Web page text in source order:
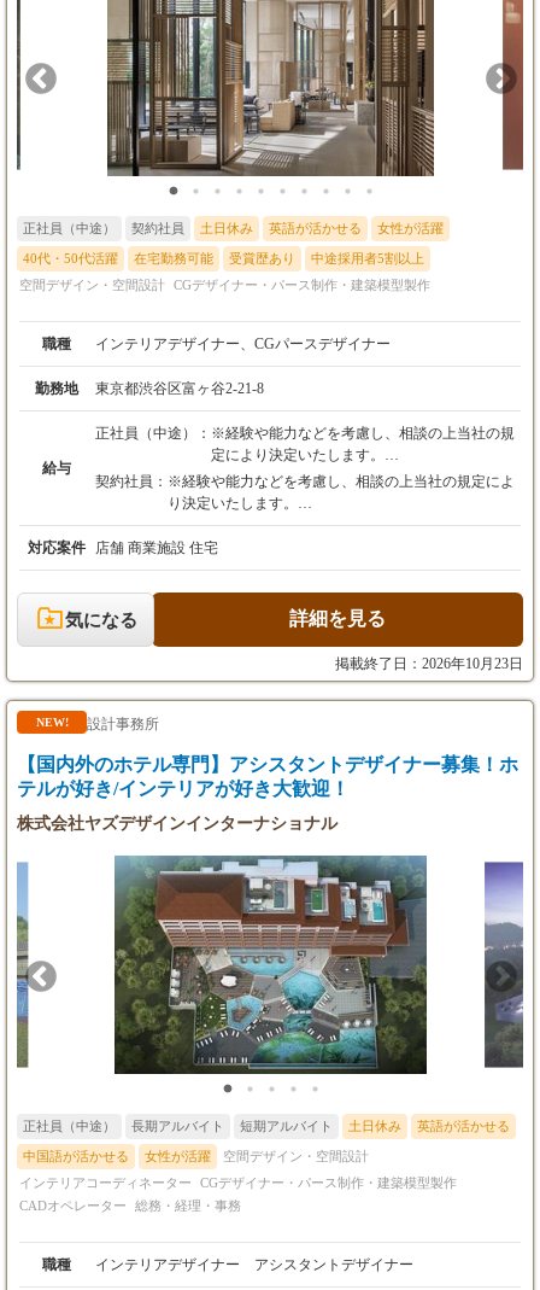
正社員（中途） 契約社員 土日休み 英語が活かせる 女性が活躍
40代・50代活躍 在宅勤務可能 受賞歴あり
中途採用者5割以上
空間デザイン・空間設計 CGデザイナー・パース制作・建築模型製作
職種 インテリアデザイナー、CGパースデザイナー
勤務地 東京都渋谷区富ヶ谷2-21-8
給与
正社員（中途）： ※経験や能力などを考慮し、相談の上当社の規
定により決定いたします。
1. 年収約600-900万円(月給12ヶ月+固定ボーナ
ス2ヶ月）
ナス2ヶ月）
契約社員： ※経験や能力などを考慮し、相談の上当社の規定によ
り決定いたします。
1. 年収約600-900万円(月給12ヶ月+固定ボーナス2ヶ
月）
2. 3 年収約450-700万円(月給12ヶ月+固定ボーナス2ヶ
月）
対応案件 店舗 商業施設 住宅
気になる 詳細を見る
掲載終了日：2026年10月23日
NEW! 設計事務所
【国内外のホテル専門】アシスタントデザイナー募集！ホ
テルが好き/インテリアが好き大歓迎！
株式会社ヤズデザインインターナショナル
正社員（中途） 長期アルバイト 短期アルバイト 土日休み 英語が活かせる
中国語が活かせる 女性が活躍
空間デザイン・空間設計
インテリアコーディネーター
CGデザイナー・パース制作・建築模型製作
CADオペレーター
総務・経理・事務
職種 インテリアデザイナー アシスタントデザイナー